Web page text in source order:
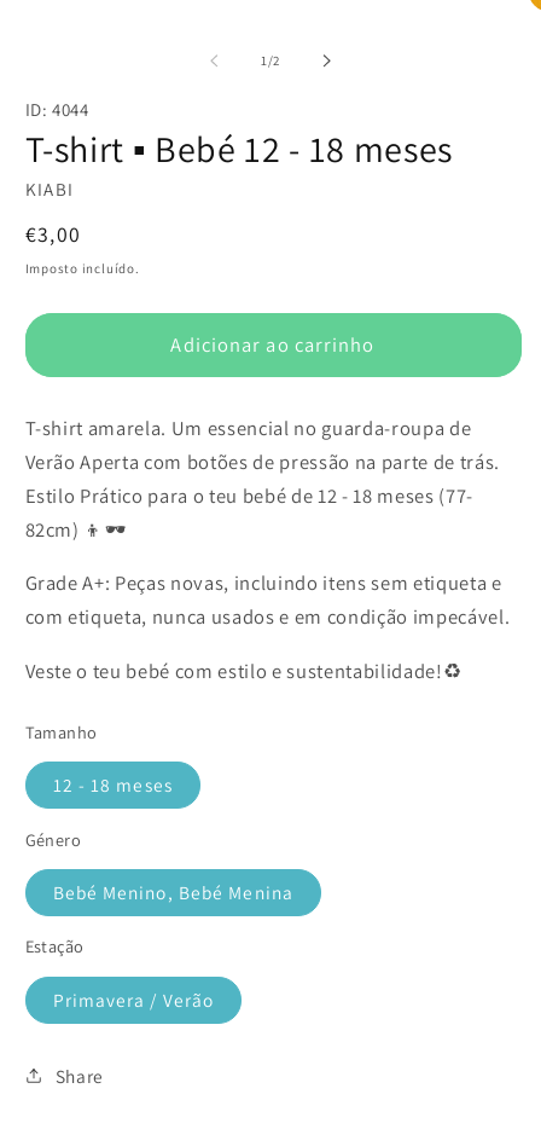
1/de
2
ID: 4044
T-shirt ▪️ Bebé 12 - 18 meses
KIABI
Preço
normal
€3,00
Imposto incluído.
Adicionar ao carrinho
T-shirt amarela. Um essencial no guarda-roupa de
Verão Aperta com botões de pressão na parte de trás.
Estilo Prático para o teu bebé de 12 - 18 meses (77-
82cm) 👦🕶️
Grade A+: Peças novas, incluindo itens sem etiqueta e
com etiqueta, nunca usados e em condição impecável.
Veste o teu bebé com estilo e sustentabilidade!♻️
Tamanho
12 - 18 meses
Género
Bebé Menino, Bebé Menina
Estação
Primavera / Verão
Share